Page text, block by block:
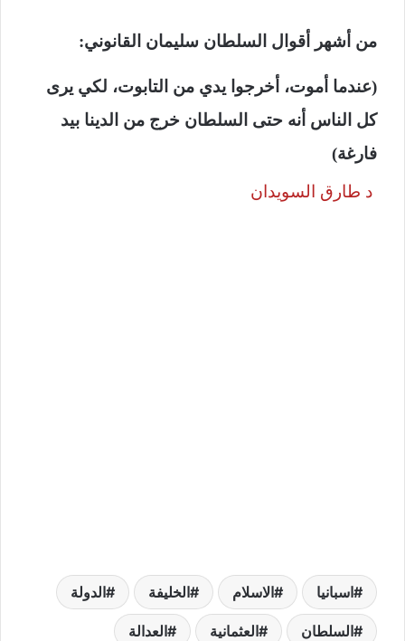
من أشهر أقوال السلطان سليمان القانوني:
(عندما أموت، أخرجوا يدي من التابوت، لكي يرى
كل الناس أنه حتى السلطان خرج من الدينا بيد
فارغة)
د طارق السويدان
اسبانيا الاسلام الخليفة الدولة
السلطان العثمانية العدالة